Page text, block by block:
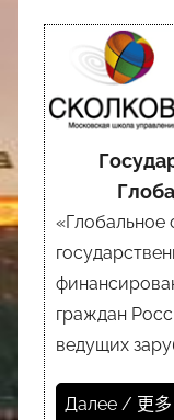
«Глобальное
граждан
ведущих
Далее / 更多